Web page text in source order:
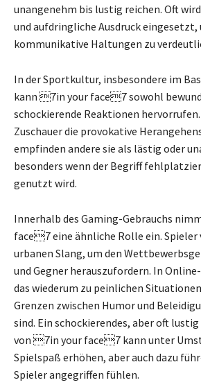
unangenehm bis lustig reichen. Oft
und aufdringliche Ausdruck eingesetzt,
kommunikative Haltungen zu
In der Sportkultur, insbesondere im
kann 7in your face7 sowohl
schockierende Reaktionen
Zuschauer die provokative
empfinden andere sie als lästig oder
besonders wenn der Begriff
genutzt wird.
Innerhalb des Gaming-Gebrauchs
face7 eine ähnliche Rolle ein. Spieler
urbanen Slang, um den
und Gegner herauszufordern. In
das wiederum zu peinlichen
Grenzen zwischen Humor und
sind. Ein schockierendes, aber oft
von 7in your face7 kann unter
Spielspaß erhöhen, aber auch dazu
Spieler angegriffen fühlen.